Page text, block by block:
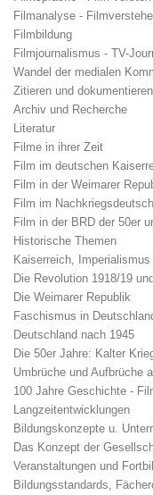
Filmanalyse -
Filmbildung
Filmjournalismus - TV-
Wandel der medialen
Zitieren und dokumentieren
Archiv und Recherche
Literatur
Filme in ihrer Zeit
Film im deutschen
Film in der Weimarer
Film im
Film in der BRD der 50er
Historische Themen
Kaiserreich,
Die Revolution 1918/19
Die Weimarer Republik
Faschismus in
Deutschland nach 1945
Die 50er Jahre: Kalter
Umbrüche und Aufbrüche
100 Jahre Geschichte -
Langzeitentwicklungen
Bildungskonzepte u.
Das Konzept der
Veranstaltungen und
Bildungsstandards,